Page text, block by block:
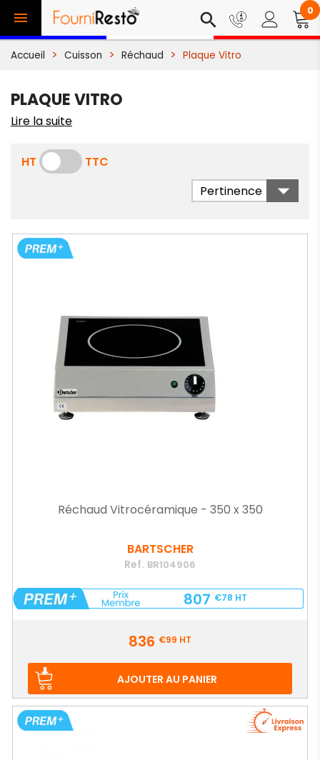
 search 0
Accueil Cuisson Réchaud Plaque Vitro
PLAQUE VITRO
Lire la suite
HT
TTC
Pertinence

Réchaud Vitrocéramique - 350 x 350
BARTSCHER
Ref. BR104906
807 €78 HT
836 €99 HT
AJOUTER AU PANIER